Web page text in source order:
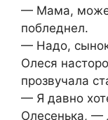
— Мама,
побледнел.
— Надо,
Олеся
прозвучала
— Я давно
Олесенька, —